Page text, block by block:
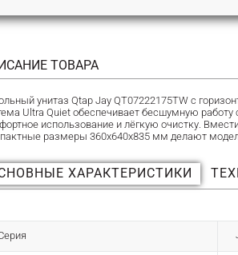
ТОВАРА
унитаз Qtap Jay QT07222175TW с
Ultra Quiet обеспечивает бесшумную
использование и лёгкую очистку.
размеры 360x640x835 мм делают
ХАРАКТЕРИСТИКИ